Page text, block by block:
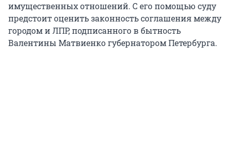
имущественных отношений. С его помощью суду
предстоит оценить законность соглашения между
городом и ЛПР, подписанного в бытность
Валентины Матвиенко губернатором Петербурга.